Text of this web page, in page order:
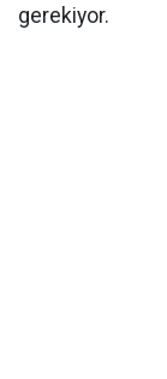
gerekiyor.